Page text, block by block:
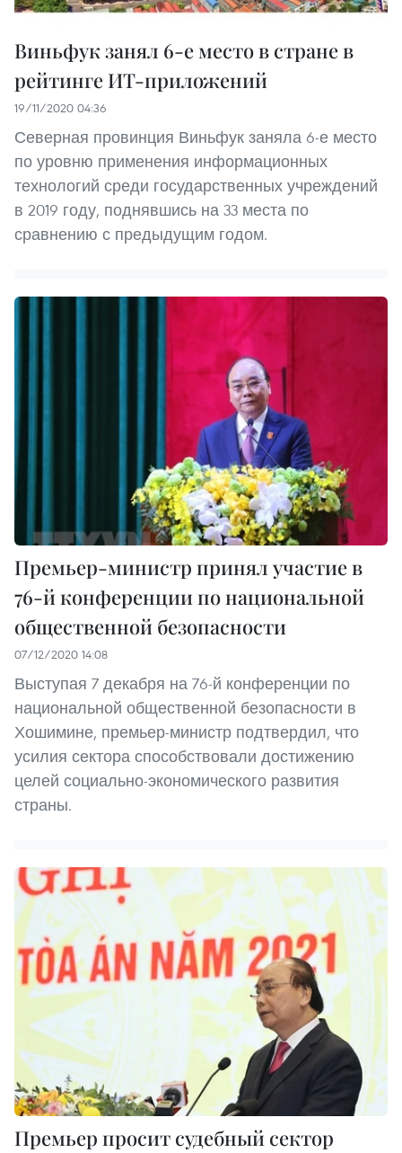
Виньфук занял 6-е место в стране в
рейтинге ИТ-приложений
19/11/2020 04:36
Северная провинция Виньфук заняла 6-е место
по уровню применения информационных
технологий среди государственных учреждений
в 2019 году, поднявшись на 33 места по
сравнению с предыдущим годом.
Премьер-министр принял участие в
76-й конференции по национальной
общественной безопасности
07/12/2020 14:08
Выступая 7 декабря на 76-й конференции по
национальной общественной безопасности в
Хошимине, премьер-министр подтвердил, что
усилия сектора способствовали достижению
целей социально-экономического развития
страны.
Премьер просит судебный сектор